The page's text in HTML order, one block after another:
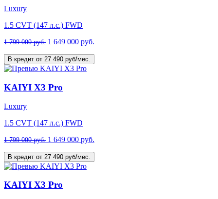
Luxury
1.5 CVT (147 л.с.) FWD
1 799 000 руб. 1 649 000 руб.
В кредит от 27 490 руб/мес.
KAIYI X3 Pro
Luxury
1.5 CVT (147 л.с.) FWD
1 799 000 руб. 1 649 000 руб.
В кредит от 27 490 руб/мес.
KAIYI X3 Pro